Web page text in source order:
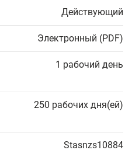
Действующий
Электронный (PDF)
1 рабочий день
250 рабочих дня(ей)
Stasnzs10884